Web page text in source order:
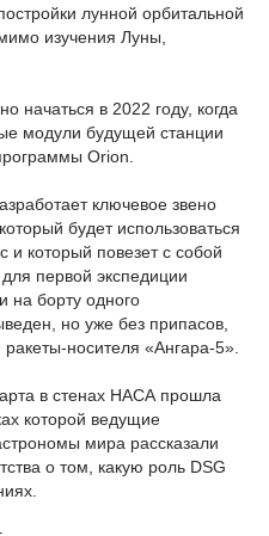
лунной орбитальной
изучения Луны,
начаться в 2022 году, когда
модули будущей станции
Orion.
ключевое звено
будет использоваться
и который повезет с собой
первой экспедиции
на борту одного
но уже без припасов,
носителя «Ангара-5».
в стенах НАСА прошла
которой ведущие
мира рассказали
о том, какую роль DSG